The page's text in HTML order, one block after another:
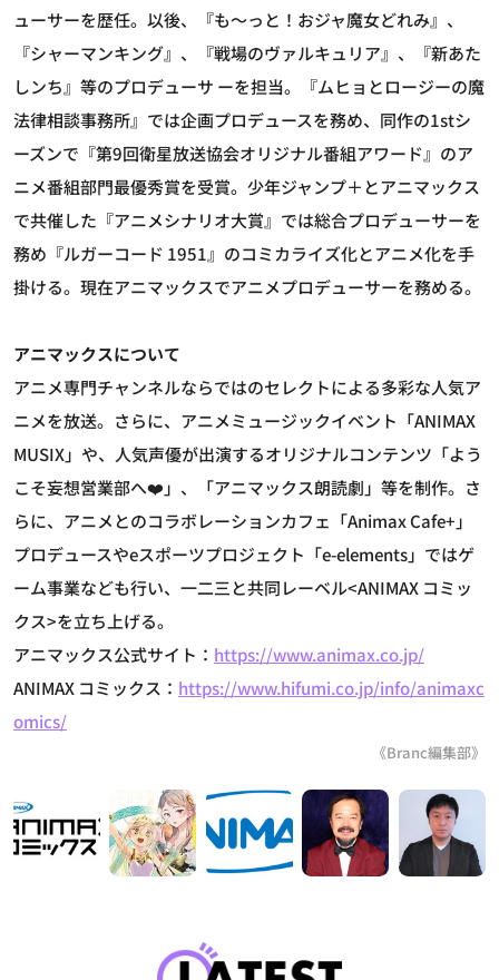
ューサーを歴任。以後、『も～っと！おジャ魔女どれみ』、
『シャーマンキング』、『戦場のヴァルキュリア』、『新あた
しンち』等のプロデューサ ーを担当。『ムヒョとロージーの魔
法律相談事務所』では企画プロデュースを務め、同作の1stシ
ーズンで『第9回衛星放送協会オリジナル番組アワード』のア
ニメ番組部門最優秀賞を受賞。少年ジャンプ＋とアニマックス
で共催した『アニメシナリオ大賞』では総合プロデューサーを
務め『ルガーコード 1951』のコミカライズ化とアニメ化を手
掛ける。現在アニマックスでアニメプロデューサーを務める。
アニマックスについて
アニメ専門チャンネルならではのセレクトによる多彩な人気ア
ニメを放送。さらに、アニメミュージックイベント「ANIMAX
MUSIX」や、人気声優が出演するオリジナルコンテンツ「よう
こそ妄想営業部へ❤️」、「アニマックス朗読劇」等を制作。さ
らに、アニメとのコラボレーションカフェ「Animax Cafe+」
プロデュースやeスポーツプロジェクト「e-elements」ではゲ
ーム事業なども行い、一二三と共同レーベル<ANIMAX コミッ
クス>を立ち上げる。
アニマックス公式サイト： https://www.animax.co.jp/
ANIMAX コミックス： https://www.hifumi.co.jp/info/animaxc
omics/
《Branc編集部》